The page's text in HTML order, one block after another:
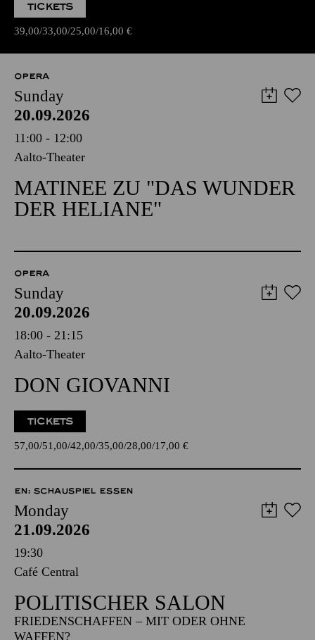
TICKETS
39,00 33,00 25,00 16,00 €
OPERA
Sunday
20.09.2026
11:00 - 12:00
Aalto-Theater
MATINEE ZU "DAS WUNDER
DER HELIANE"
OPERA
Sunday
20.09.2026
18:00 - 21:15
Aalto-Theater
DON GIOVANNI
TICKETS
57,00 51,00 42,00 35,00 28,00 17,00 €
EN: SCHAUSPIEL ESSEN
Monday
21.09.2026
19:30
Café Central
POLITISCHER SALON
FRIEDENSCHAFFEN – MIT ODER OHNE
WAFFEN?